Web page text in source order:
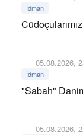
İdman
05.08.2026,
İdman
"Sabah"
05.08.2026,